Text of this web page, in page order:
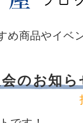
め商品やイベ
会のお知